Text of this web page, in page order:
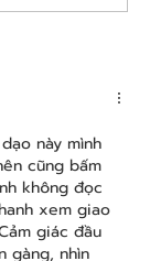
dạo này mình
cũng bấm
không đọc
xem giao
giác đầu
gàng, nhìn